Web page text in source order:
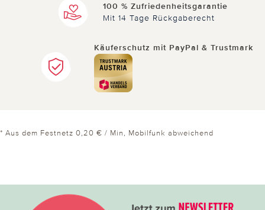
100 % Zufriedenheitsgarantie
Mit 14 Tage Rückgaberecht
Käuferschutz mit PayPal & Trustmark
* Aus dem Festnetz 0,20 € / Min, Mobilfunk abweichend